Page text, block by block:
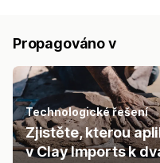
Propagováno v
Technologické řešení
Zjistěte, kterou
v Clay Imports k